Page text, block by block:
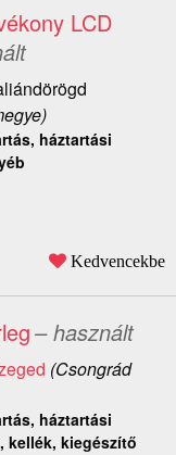
LCD
háztartási
Kedvencekbe
– használt
(Csongrád
háztartási
kellék, kiegészítő